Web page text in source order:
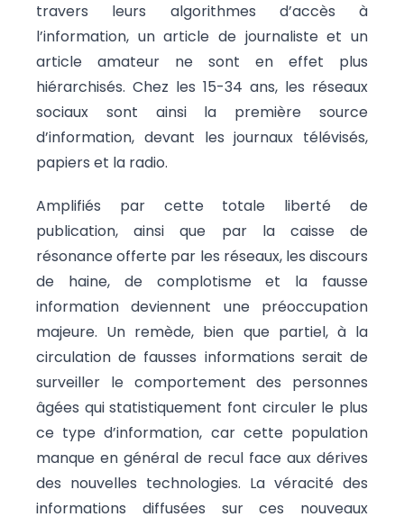
travers leurs algorithmes d’accès à
l’information, un article de journaliste et un
article amateur ne sont en effet plus
hiérarchisés. Chez les 15-34 ans, les réseaux
sociaux sont ainsi la première source
d’information, devant les journaux télévisés,
papiers et la radio.
Amplifiés par cette totale liberté de
publication, ainsi que par la caisse de
résonance offerte par les réseaux, les discours
de haine, de complotisme et la fausse
information deviennent une préoccupation
majeure. Un remède, bien que partiel, à la
circulation de fausses informations serait de
surveiller le comportement des personnes
âgées qui statistiquement font circuler le plus
ce type d’information, car cette population
manque en général de recul face aux dérives
des nouvelles technologies. La véracité des
informations diffusées sur ces nouveaux